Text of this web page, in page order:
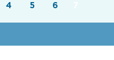
4 5 6